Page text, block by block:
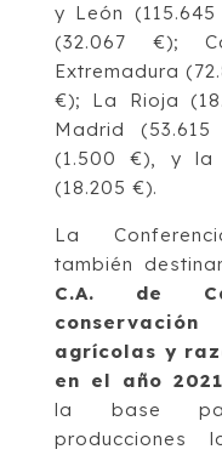
y León
(32.067 €);
Extremadura
€); La Rioja
Madrid
(1.500 €), y la
(18.205 €).
La
también
C.A. de
agrícolas y
en el año 2021
la base